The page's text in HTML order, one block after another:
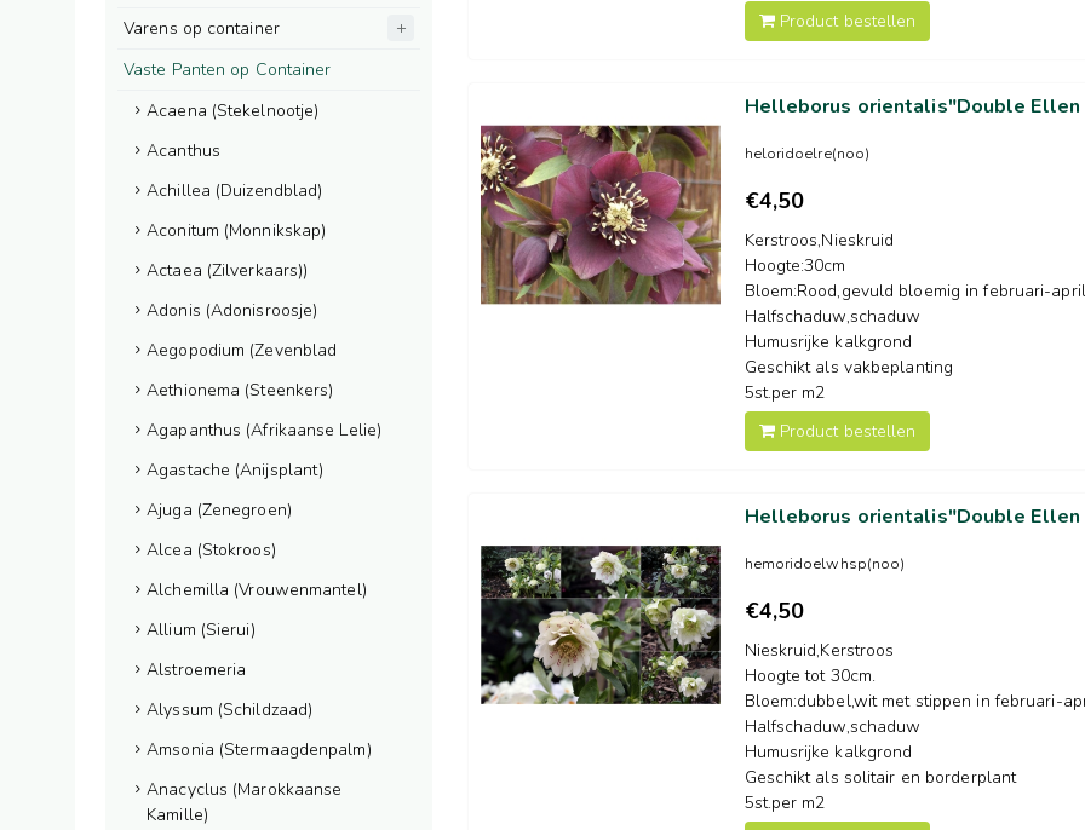
Varens op container
Vaste Panten op Container
Acaena (Stekelnootje)
Acanthus
Achillea (Duizendblad)
Aconitum (Monnikskap)
Actaea (Zilverkaars))
Adonis (Adonisroosje)
Aegopodium (Zevenblad
Aethionema (Steenkers)
Agapanthus (Afrikaanse Lelie)
Agastache (Anijsplant)
Ajuga (Zenegroen)
Alcea (Stokroos)
Alchemilla (Vrouwenmantel)
Allium (Sierui)
Alstroemeria
Alyssum (Schildzaad)
Amsonia (Stermaagdenpalm)
Anacyclus (Marokkaanse
Kamille)
Product bestellen
Helleborus orientalis"Double Ellen
heloridoelre(noo)
€4,50
Kerstroos,Nieskruid
Hoogte:30cm
Bloem:Rood,gevuld bloemig in februari-april
Halfschaduw,schaduw
Humusrijke kalkgrond
Geschikt als vakbeplanting
5st.per m2
Product bestellen
Helleborus orientalis"Double
hemoridoelwhsp(noo)
€4,50
Nieskruid,Kerstroos
Hoogte tot 30cm.
Bloem:dubbel,wit met stippen in februari-
Halfschaduw,schaduw
Humusrijke kalkgrond
Geschikt als solitair en borderplant
5st.per m2